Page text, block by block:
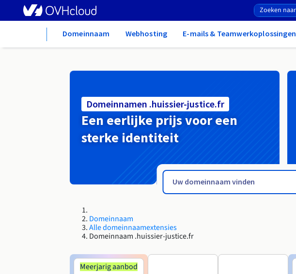
Domeinnaam Webhosting E-mails & Teamwerkoplossingen
Domeinnamen .huissier-justice.fr
Een eerlijke prijs voor een
sterke identiteit
Domeinnaam
Alle domeinnaamextensies
Domeinnaam .huissier-justice.fr
Meerjarig aanbod